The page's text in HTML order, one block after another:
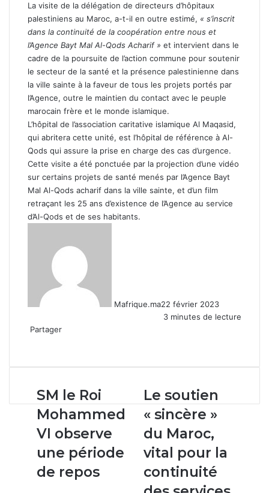
La visite de la délégation de directeurs d’hôpitaux
palestiniens au Maroc, a-t-il en outre estimé, « s’inscrit
dans la continuité de la coopération entre nous et
l’Agence Bayt Mal Al-Qods Acharif » et intervient dans le
cadre de la poursuite de l’action commune pour soutenir
le secteur de la santé et la présence palestinienne dans
la ville sainte à la faveur de tous les projets portés par
l’Agence, outre le maintien du contact avec le peuple
marocain frère et le monde islamique.
L’hôpital de l’association caritative islamique Al Maqasid,
qui abritera cette unité, est l’hôpital de référence à Al-
Qods qui assure la prise en charge des cas d’urgence.
Cette visite a été ponctuée par la projection d’une vidéo
sur certains projets de santé menés par l’Agence Bayt
Mal Al-Qods acharif dans la ville sainte, et d’un film
retraçant les 25 ans d’existence de l’Agence au service
d’Al-Qods et de ses habitants.
Mafrique.ma22 février 2023
3 minutes de lecture
Partager
email
SM
le
Roi
Mohammed
VI
observe
une
période
SM le Roi
Mohammed
VI observe
une période
de repos
Le
soutien
« sincère »
du
Maroc,
vital
la
Le soutien
« sincère »
du Maroc,
vital pour la
continuité